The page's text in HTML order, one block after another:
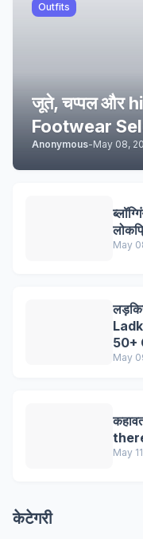
Outfits
जूते, चप्पल और
Footwear
Anonymous-May 08,
May
50+
May
May
केटेगरी